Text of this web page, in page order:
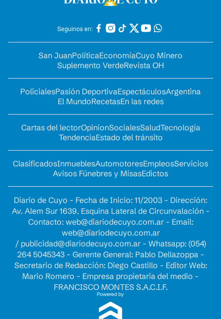
Seguinos en:
San JuanPolíticaEconomíaCuyo Minero
Suplemento VerdeRevista OH
PolicialesPasión DeportivaEspectáculosArgentina
El MundoRecetasEn las redes
Cartas del lectorOpinionSocialesSaludTecnología
TendenciaEstado del tránsito
ClasificadosInmueblesAutomotoresEmpleosServicios
Avisos Fúnebres y MisasEdictos
Diario de Cuyo - Fecha de Inicio: 11/2003 - Dirección:
Av. Alem Sur 1639. Esquina Lateral de Circunvalación -
Contacto: web@diariodecuyo.com.ar- Email:
web@diariodecuyo.com.ar
/ publicidad@diariodecuyo.com.ar- Whatsapp: (054)
264 5045343 - Gerente General: Pablo Dellazoppa -
Secretario de Redacción: Diego Castillo - Editor Web:
Mario Romero - Empresa propietaria del medio -
FRANCISCO MONTES S.A.C.I.F.